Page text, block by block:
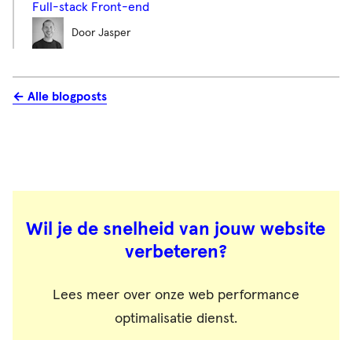
Full-stack Front-end
Door Jasper
← Alle blogposts
Wil je de snelheid van jouw website
verbeteren?
Lees meer over onze web performance
optimalisatie dienst.